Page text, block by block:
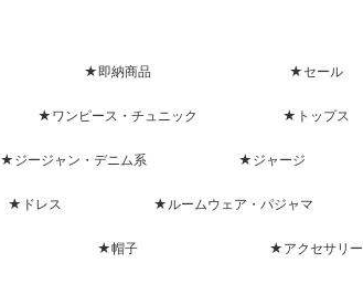
★即納商品 ★セール
★ワンピース・チュニック ★トップス
★ジージャン・デニム系 ★ジャージ
★ドレス ★ルームウェア・パジャマ
★帽子 ★アクセサリー